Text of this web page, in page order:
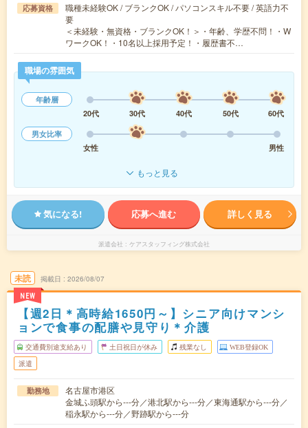
応募資格
職種未経験OK / ブランクOK / パソコンスキル不要 / 英語力不
要
＜未経験・無資格・ブランクOK！＞・年齢、学歴不問！・W
ワークOK！・10名以上採用予定！・履歴書不…
職場の雰囲気
年齢層
20代
30代 40代 50代
60代
男女比率
女性
男性
もっと見る
気になる! 応募へ進む 詳しく見る
派遣会社 ケアスタッフィング株式会社
未読
NEW
掲載日 2026/08/07
【週2日＊高時給1650円～】シニア向けマンシ
ョンで食事の配膳や見守り＊介護
交通費別途支給あり 土日祝日が休み 残業なし WEB登録OK
派遣
勤務地
名古屋市港区
金城ふ頭駅から---分／港北駅から---分／東海通駅から---分／
稲永駅から---分／野跡駅から---分